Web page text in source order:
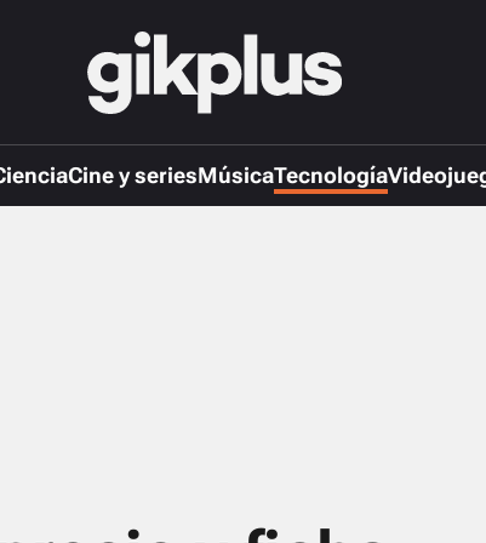
Cine y seriesMúsicaTecnología